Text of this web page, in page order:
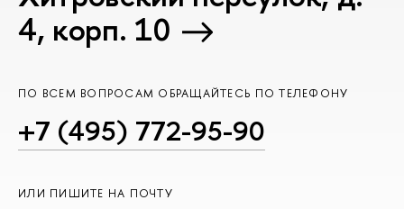
4, корп. 10
ПО ВСЕМ ВОПРОСАМ ОБРАЩАЙТЕСЬ ПО ТЕЛЕФОНУ
+7 (495) 772-95-90
ИЛИ ПИШИТЕ НА ПОЧТУ